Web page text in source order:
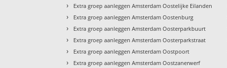
› Extra groep aanleggen Amsterdam Oostelijke Eilanden
› Extra groep aanleggen Amsterdam Oostenburg
› Extra groep aanleggen Amsterdam Oosterparkbuurt
› Extra groep aanleggen Amsterdam Oosterparkstraat
› Extra groep aanleggen Amsterdam Oostpoort
› Extra groep aanleggen Amsterdam Oostzanerwerf